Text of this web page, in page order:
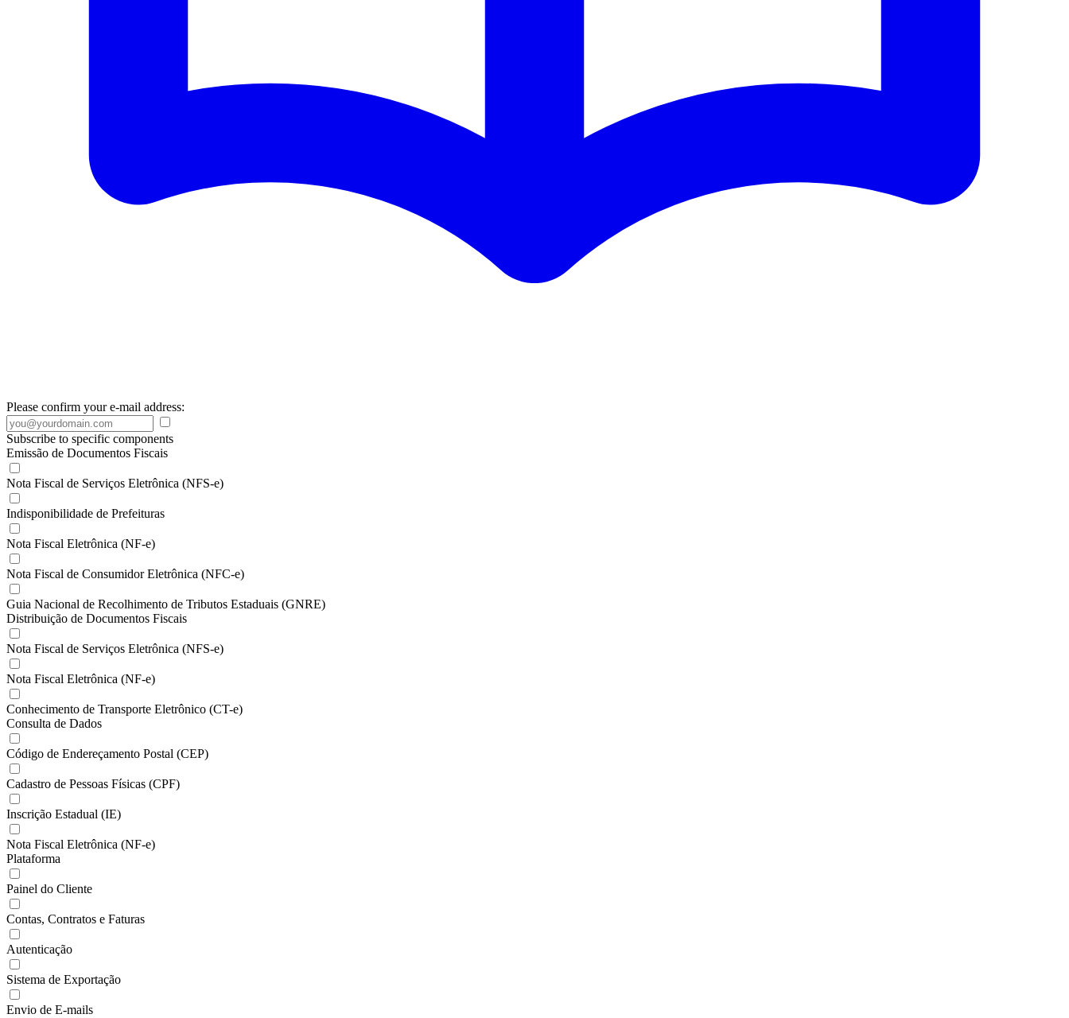
Please confirm your e-mail address:
Subscribe to specific components
Emissão de Documentos Fiscais
Nota Fiscal de Serviços Eletrônica (NFS-e)
Indisponibilidade de Prefeituras
Nota Fiscal Eletrônica (NF-e)
Nota Fiscal de Consumidor Eletrônica (NFC-e)
Guia Nacional de Recolhimento de Tributos Estaduais (GNRE)
Distribuição de Documentos Fiscais
Nota Fiscal de Serviços Eletrônica (NFS-e)
Nota Fiscal Eletrônica (NF-e)
Conhecimento de Transporte Eletrônico (CT-e)
Consulta de Dados
Código de Endereçamento Postal (CEP)
Cadastro de Pessoas Físicas (CPF)
Inscrição Estadual (IE)
Nota Fiscal Eletrônica (NF-e)
Plataforma
Painel do Cliente
Contas, Contratos e Faturas
Autenticação
Sistema de Exportação
Envio de E-mails